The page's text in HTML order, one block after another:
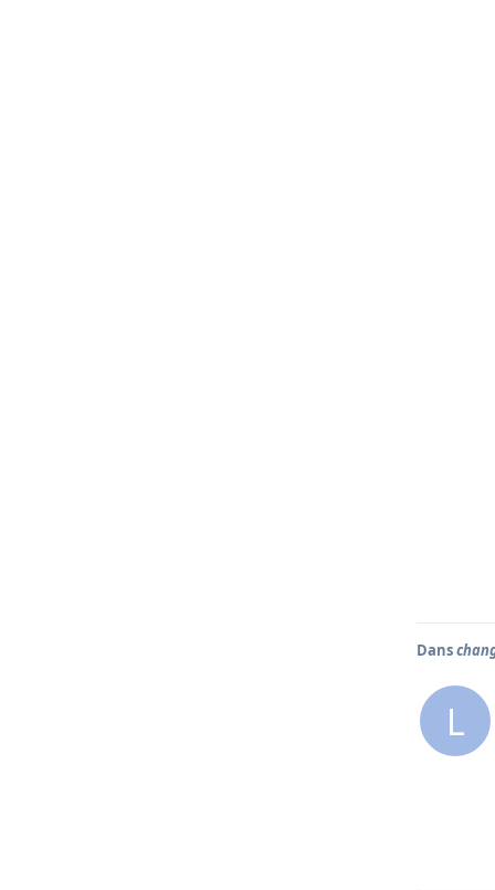
Dans
L